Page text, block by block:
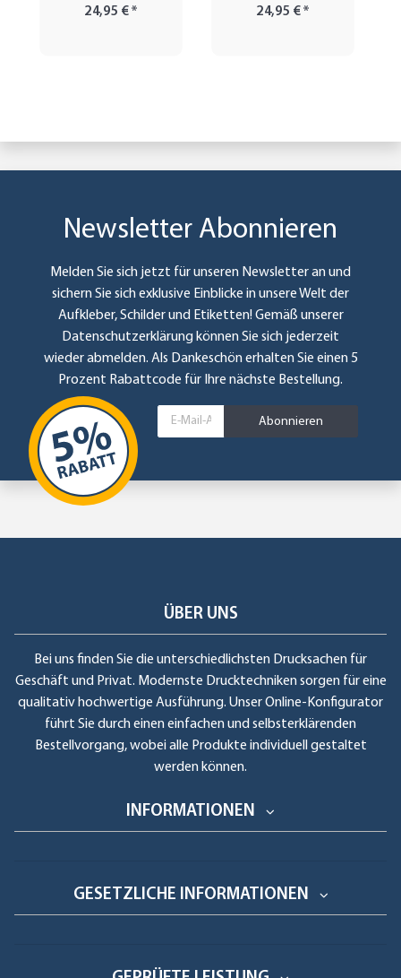
24,95 €* 24,95 €*
Newsletter Abonnieren
Melden Sie sich jetzt für unseren Newsletter an und
sichern Sie sich exklusive Einblicke in unsere Welt der
Aufkleber, Schilder und Etiketten! Gemäß unserer
Datenschutzerklärung können Sie sich jederzeit
wieder abmelden. Als Dankeschön erhalten Sie einen 5
Prozent Rabattcode für Ihre nächste Bestellung.
Abonnieren
ÜBER UNS
Bei uns finden Sie die unterschiedlichsten Drucksachen für
Geschäft und Privat. Modernste Drucktechniken sorgen für eine
qualitativ hochwertige Ausführung. Unser Online-Konfigurator
führt Sie durch einen einfachen und selbsterklärenden
Bestellvorgang, wobei alle Produkte individuell gestaltet
werden können.
INFORMATIONEN
GESETZLICHE INFORMATIONEN